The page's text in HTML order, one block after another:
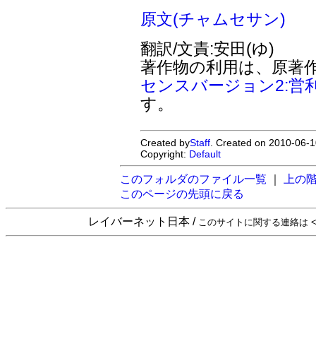
原文(チャムセサン)
翻訳/文責:安田(ゆ)
著作物の利用は、原著
センスバージョン2:営
す。
Created byStaff . Created on 2010-
Copyright: Default
このフォルダのファイル一覧
上の
このページの先頭に戻る
レイバーネット日本 / このサイトに関する連絡は